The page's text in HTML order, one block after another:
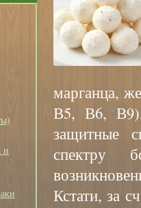
и
марганца,
В5, В6,
защитные
спектру
Кстати, за